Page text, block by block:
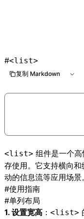
#<list>
复制 Markdown
<list> 组件是一个
存使用。它支持横向
动的信息流等应用场景。
#使用指南
#单列布局
1. 设置宽高 ： <list>